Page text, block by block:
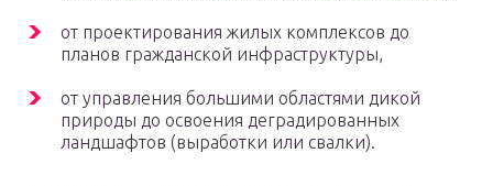
от проектирования жилых комплексов до
планов гражданской инфраструктуры,
от управления большими областями дикой
природы до освоения деградированных
ландшафтов (выработки или свалки).